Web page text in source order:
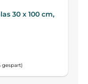
30 x 100 cm,
gespart)